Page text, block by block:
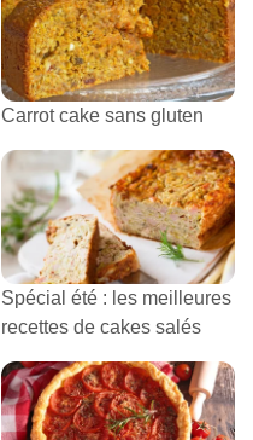
Carrot cake sans gluten
Spécial été : les meilleures
recettes de cakes salés